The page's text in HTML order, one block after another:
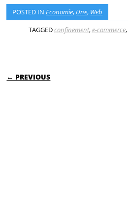
POSTED INEconomie, Une, Web
TAGGEDconfinement,e-commerce,
POST NAVIGATION
← PREVIOUS